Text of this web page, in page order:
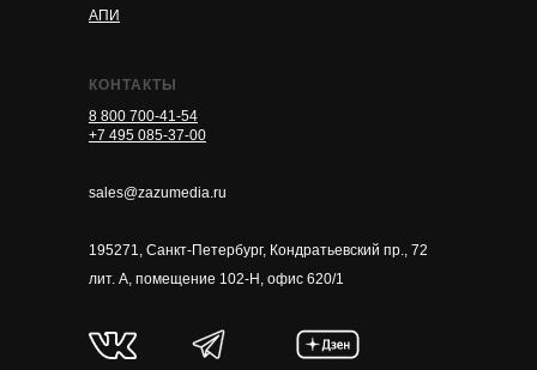
АПИ
КОНТАКТЫ
8 800 700-41-54
+7 495 085-37-00
sales@zazumedia.ru
195271, Санкт-Петербург, Кондратьевский пр., 72
лит. А, помещение 102-Н, офис 620/1